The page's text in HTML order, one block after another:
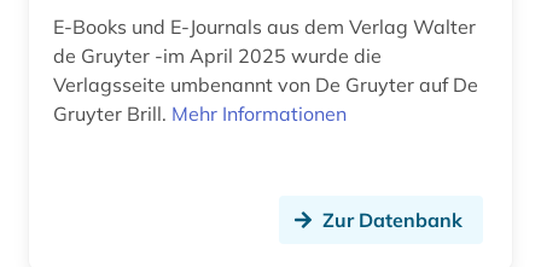
E-Books und E-Journals aus dem Verlag Walter
de Gruyter -im April 2025 wurde die
Verlagsseite umbenannt von De Gruyter auf De
Gruyter Brill. Mehr Informationen
Zur Datenbank